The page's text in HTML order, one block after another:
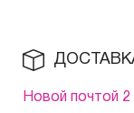
Новой почтой 2